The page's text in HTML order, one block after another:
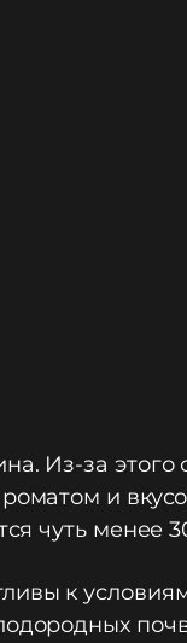
Из-за этого
и
чуть менее
к